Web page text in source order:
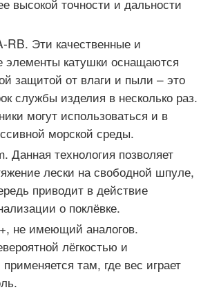
высокой точности и дальности
Эти качественные и
элементы катушки оснащаются
защитой от влаги и пыли – это
службы изделия в несколько раз.
могут использоваться и в
морской среды.
Данная технология позволяет
лески на свободной шпуле,
приводит в действие
о поклёвке.
не имеющий аналогов.
лёгкостью и
там, где вес играет